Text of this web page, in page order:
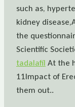
such as,
kidney
the
Scientific
tadalafil At the
11Impact of
them out..